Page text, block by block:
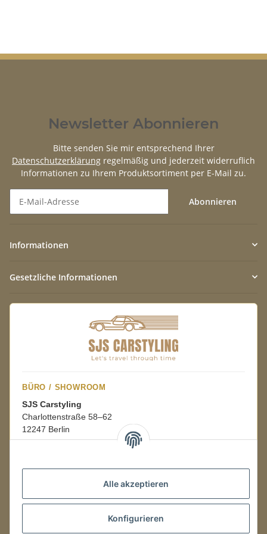
Alle akzeptieren
Konfigurieren
Newsletter Abonnieren
Bitte senden Sie mir entsprechend Ihrer
Datenschutzerklärung regelmäßig und jederzeit widerruflich
Informationen zu Ihrem Produktsortiment per E-Mail zu.
Abonnieren
Informationen
Gesetzliche Informationen
BÜRO / SHOWROOM
SJS Carstyling
Charlottenstraße 58–62
12247 Berlin
08:00–16:00 Uhr
LAGER / RETOUREN
Packmonster Fulfillment
SJS Carstyling Lager